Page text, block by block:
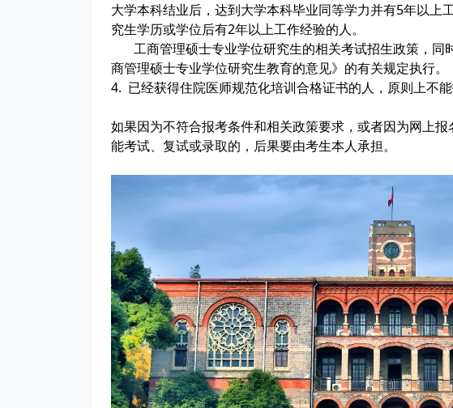
大学本科结业后，达到大学本科毕业同等学力并有5年以上
究生学历或学位后有2年以上工作经验的人。
工商管理硕士专业学位研究生的相关考试招生政策，同
商管理硕士专业学位研究生教育的意见》的有关规定执行。
4. 已经获得住院医师规范化培训合格证书的人，原则上不能
如果因为不符合报考条件和相关政策要求，或者因为网上
能考试、复试或录取的，后果要由考生本人承担。